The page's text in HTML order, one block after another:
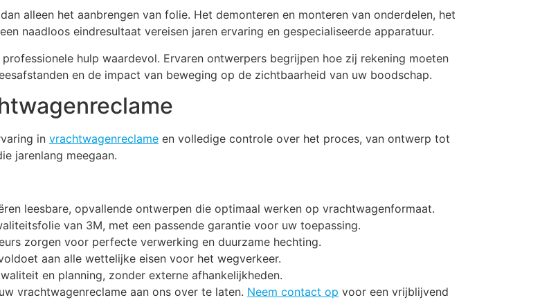
alleen het aanbrengen van folie. Het demonteren en monteren van onderdelen, het
naadloos eindresultaat vereisen jaren ervaring en gespecialiseerde apparatuur.
hulp waardevol. Ervaren ontwerpers begrijpen hoe zij rekening moeten
en de impact van beweging op de zichtbaarheid van uw boodschap.
in vrachtwagenreclame en volledige controle over het proces, van ontwerp tot
jarenlang meegaan.
leesbare, opvallende ontwerpen die optimaal werken op vrachtwagenformaat.
van 3M, met een passende garantie voor uw toepassing.
zorgen voor perfecte verwerking en duurzame hechting.
aan alle wettelijke eisen voor het wegverkeer.
en planning, zonder externe afhankelijkheden.
vrachtwagenreclame aan ons over te laten. Neem contact op voor een vrijblijvend